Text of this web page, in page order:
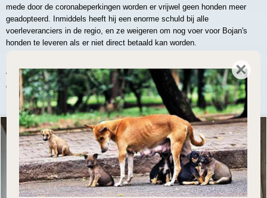
mede door de coronabeperkingen worden er vrijwel geen honden meer
geadopteerd. Inmiddels heeft hij een enorme schuld bij alle
voerleveranciers in de regio, en ze weigeren om nog voer voor Bojan's
honden te leveren als er niet direct betaald kan worden.
voerschuld. Bojans privé-fondsen zijn overbelast, maar hij moet toch elke
dag zijn 700 honden te eten geven.
×